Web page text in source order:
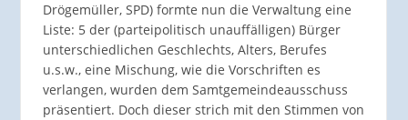
Drögemüller, SPD) formte nun die Verwaltung eine
Liste: 5 der (parteipolitisch unauffälligen) Bürger
unterschiedlichen Geschlechts, Alters, Berufes
u.s.w., eine Mischung, wie die Vorschriften es
verlangen, wurden dem Samtgemeindeausschuss
präsentiert. Doch dieser strich mit den Stimmen von